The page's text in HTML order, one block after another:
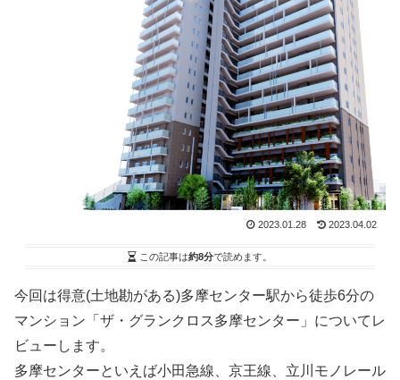
2023.01.28 2023.04.02
この記事は約8分で読めます。
今回は得意(土地勘がある)多摩センター駅から徒歩6分の
マンション「ザ・グランクロス多摩センター」についてレ
ビューします。
多摩センターといえば小田急線、京王線、立川モノレール